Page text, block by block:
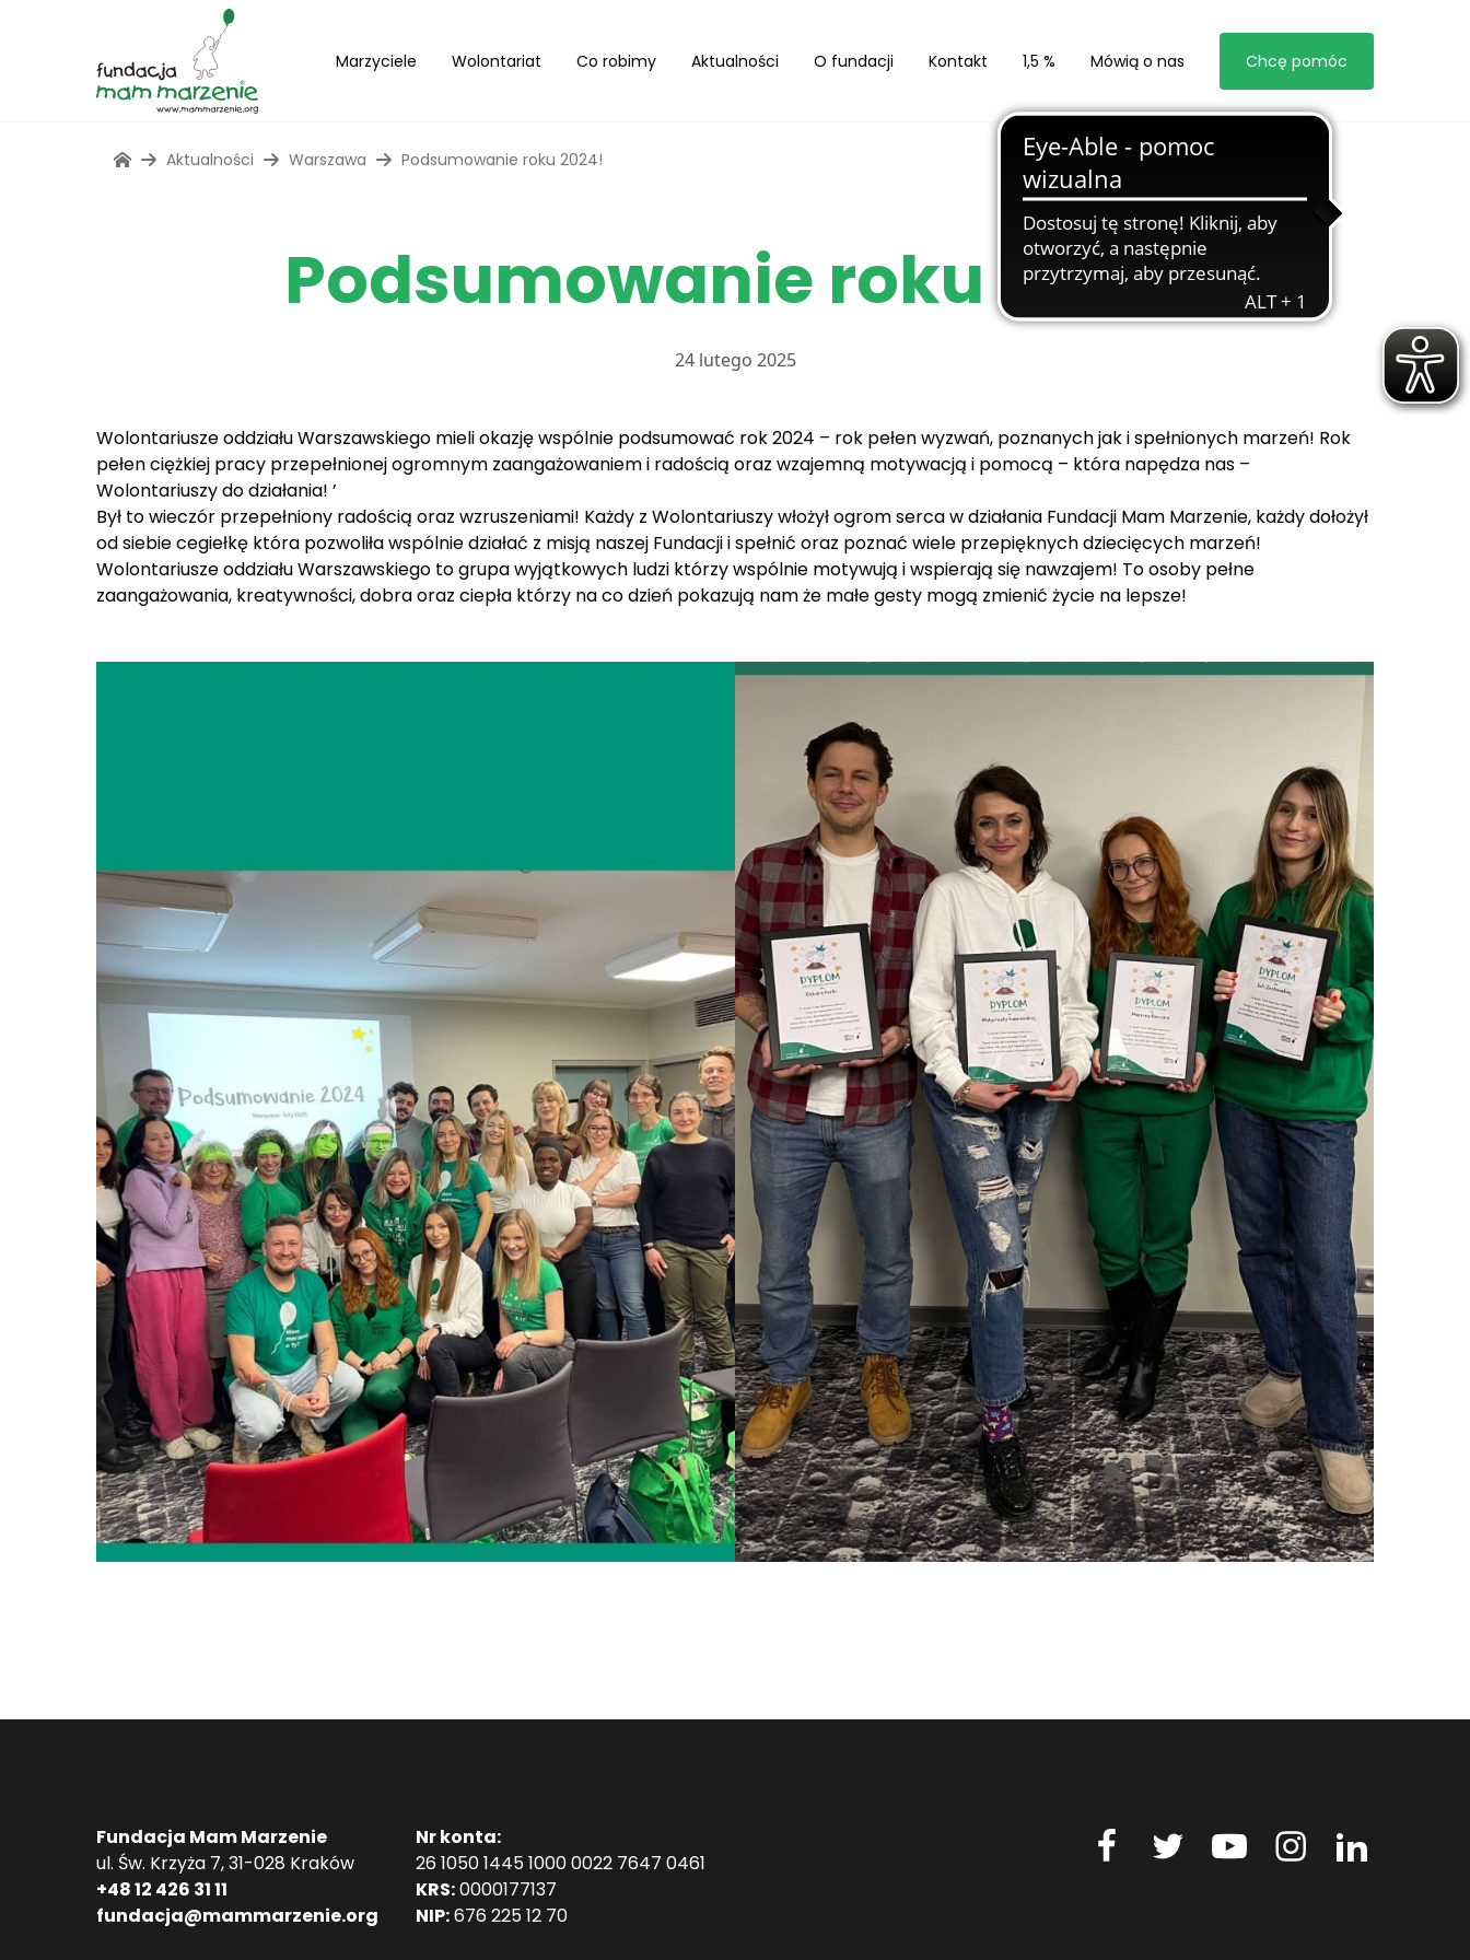
Marzyciele Wolontariat Co robimy Aktualności O fundacji Kontakt 1,5 % Mówią o nas Chcę pomóc
Aktualności Warszawa Podsumowanie roku 2024!
Podsumowanie roku 2024!
24 lutego 2025
Wolontariusze oddziału Warszawskiego mieli okazję wspólnie podsumować rok 2024 – rok pełen wyzwań, poznanych jak i spełnionych marzeń! Rok
pełen ciężkiej pracy przepełnionej ogromnym zaangażowaniem i radością oraz wzajemną motywacją i pomocą – która napędza nas –
Wolontariuszy do działania! ’
Był to wieczór przepełniony radością oraz wzruszeniami! Każdy z Wolontariuszy włożył ogrom serca w działania Fundacji Mam Marzenie, każdy dołożył
od siebie cegiełkę która pozwoliła wspólnie działać z misją naszej Fundacji i spełnić oraz poznać wiele przepięknych dziecięcych marzeń!
Wolontariusze oddziału Warszawskiego to grupa wyjątkowych ludzi którzy wspólnie motywują i wspierają się nawzajem! To osoby pełne
zaangażowania, kreatywności, dobra oraz ciepła którzy na co dzień pokazują nam że małe gesty mogą zmienić życie na lepsze!
Fundacja Mam Marzenie
ul. Św. Krzyża 7, 31-028 Kraków
+48 12 426 31 11
fundacja@mammarzenie.org
Nr konta:
26 1050 1445 1000 0022 7647 0461
KRS:0000177137
NIP:676 225 12 70